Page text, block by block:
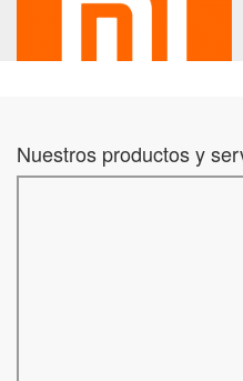
Nuestros productos y